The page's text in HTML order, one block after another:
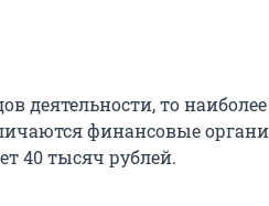
деятельности, то
финансовые
40 тысяч рублей.